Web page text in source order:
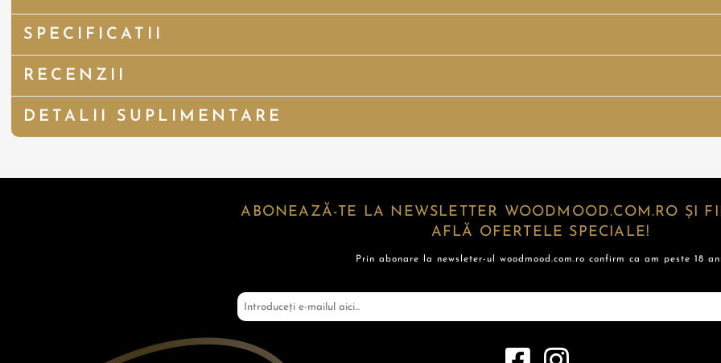
SPECIFICATII
RECENZII
DETALII SUPLIMENTARE
ABONEAZĂ-TE LA NEWSLETTER WOODMOOD.COM.RO ȘI
AFLĂ OFERTELE SPECIALE!
Prin abonare la newsleter-ul woodmood.com.ro confirm ca am peste 18